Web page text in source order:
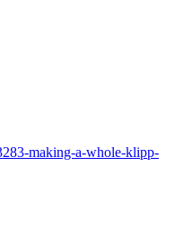
making-a-whole-klipp-